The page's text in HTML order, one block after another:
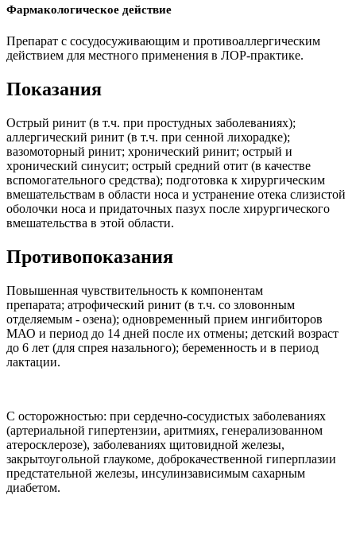
Фармакологическое действие
Препарат с сосудосуживающим и противоаллергическим
действием для местного применения в ЛОР-практике.
Показания
Острый ринит (в т.ч. при простудных заболеваниях);
аллергический ринит (в т.ч. при сенной лихорадке);
вазомоторный ринит; хронический ринит; острый и
хронический синусит; острый средний отит (в качестве
вспомогательного средства); подготовка к хирургическим
вмешательствам в области носа и устранение отека слизистой
оболочки носа и придаточных пазух после хирургического
вмешательства в этой области.
Противопоказания
Повышенная чувствительность к компонентам
препарата; атрофический ринит (в т.ч. со зловонным
отделяемым - озена); одновременный прием ингибиторов
МАО и период до 14 дней после их отмены; детский возраст
до 6 лет (для спрея назального); беременность и в период
лактации.
С осторожностью: при сердечно-сосудистых заболеваниях
(артериальной гипертензии, аритмиях, генерализованном
атеросклерозе), заболеваниях щитовидной железы,
закрытоугольной глаукоме, доброкачественной гиперплазии
предстательной железы, инсулинзависимым сахарным
диабетом.